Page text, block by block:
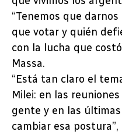
“Tenemos que
que votar y quién
con la lucha que
Massa.
“Está tan claro el
Milei: en las
gente y en las
cambiar esa